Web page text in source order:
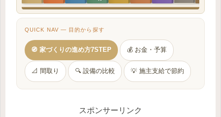
QUICK NAV — 目的から探す
🧭 家づくりの進め方7STEP 💰 お金・予算
📐 間取り 🔍 設備の比較 💡 施主支給で節約
スポンサーリンク